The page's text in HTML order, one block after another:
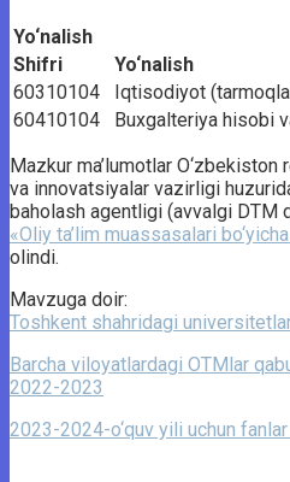
Yo‘nalish
Shifri
Yo‘nalish
60310104
Iqtisodiyot
60410104
Buxgalteriya hisobi
Mazkur ma’lumotlar O‘zbekiston
va innovatsiyalar vazirligi
baholash agentligi (avvalgi DTM
«Oliy ta’lim muassasalari
olindi.
Mavzuga doir:
Toshkent shahridagi
Barcha viloyatlardagi OTMlar
2022-2023
2023-2024-o‘quv yili uchun